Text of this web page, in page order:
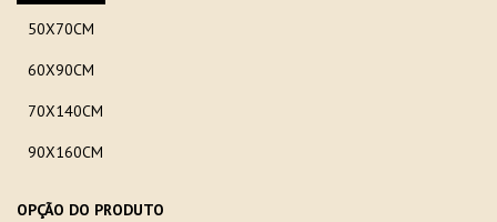
50X70CM
60X90CM
70X140CM
90X160CM
OPÇÃO DO PRODUTO